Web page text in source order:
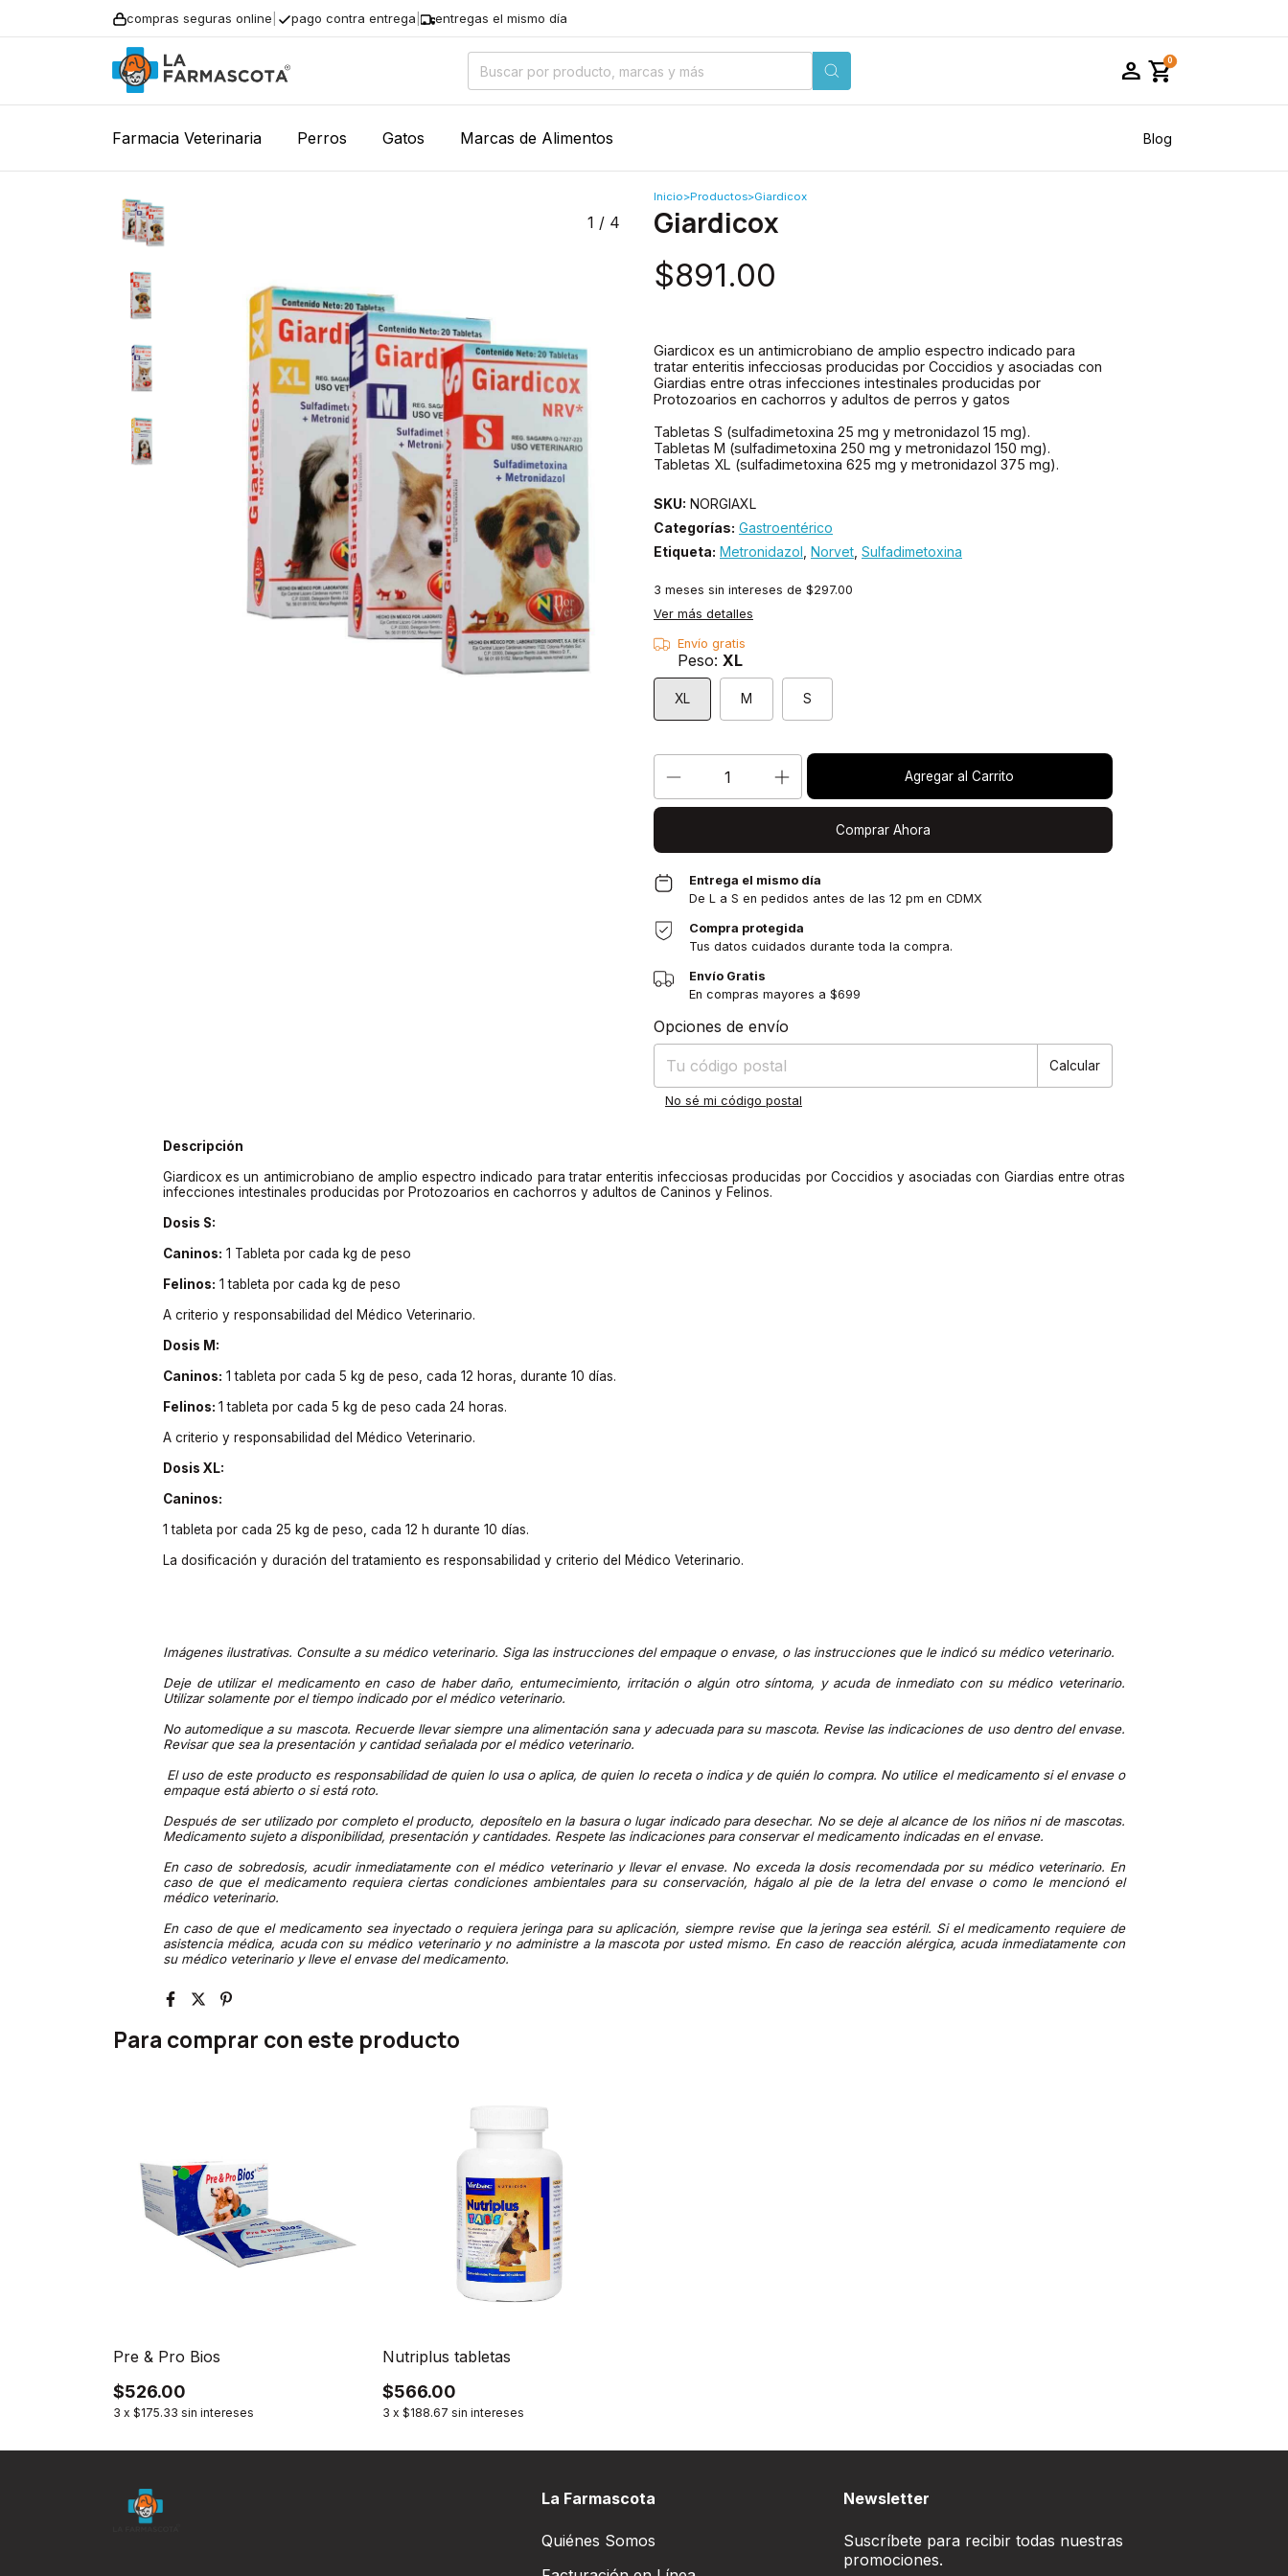
compras seguras online pago contra entrega entregas el mismo día
person shopping_cart
0
Farmacia Veterinaria Perros Gatos Marcas de Alimentos Blog
1 / 4
Inicio>Productos>Giardicox
Giardicox
$891.00
Giardicox es un antimicrobiano de amplio espectro indicado para
tratar enteritis infecciosas producidas por Coccidios y asociadas con
Giardias entre otras infecciones intestinales producidas por
Protozoarios en cachorros y adultos de perros y gatos
Tabletas S (sulfadimetoxina 25 mg y metronidazol 15 mg).
Tabletas M (sulfadimetoxina 250 mg y metronidazol 150 mg).
Tabletas XL (sulfadimetoxina 625 mg y metronidazol 375 mg).
SKU: NORGIAXL
Categorías: Gastroentérico
Etiqueta: Metronidazol Norvet Sulfadimetoxina
3 meses sin intereses de $297.00
Ver más detalles
Envío gratis
Peso:XL
XL M S
Agregar al Carrito
Comprar Ahora
Entrega el mismo día
De L a S en pedidos antes de las 12 pm en CDMX
Compra protegida
Tus datos cuidados durante toda la compra.
Envío Gratis
En compras mayores a $699
Entregas para el CP:
Opciones de envío
Calcular
No sé mi código postal
Descripción
Giardicox es un antimicrobiano de amplio espectro indicado para tratar enteritis infecciosas producidas por Coccidios y asociadas con Giardias entre otras
infecciones intestinales producidas por Protozoarios en cachorros y adultos de Caninos y Felinos.
Dosis S:
Caninos: 1 Tableta por cada kg de peso
Felinos: 1 tableta por cada kg de peso
A criterio y responsabilidad del Médico Veterinario.
Dosis M:
Caninos: 1 tableta por cada 5 kg de peso, cada 12 horas, durante 10 días.
Felinos: 1 tableta por cada 5 kg de peso cada 24 horas.
A criterio y responsabilidad del Médico Veterinario.
Dosis XL:
Caninos:
1 tableta por cada 25 kg de peso, cada 12 h durante 10 días.
La dosificación y duración del tratamiento es responsabilidad y criterio del Médico Veterinario.
Imágenes ilustrativas. Consulte a su médico veterinario. Siga las instrucciones del empaque o envase, o las instrucciones que le indicó su médico veterinario.
Deje de utilizar el medicamento en caso de haber daño, entumecimiento, irritación o algún otro síntoma, y acuda de inmediato con su médico veterinario.
Utilizar solamente por el tiempo indicado por el médico veterinario.
No automedique a su mascota. Recuerde llevar siempre una alimentación sana y adecuada para su mascota. Revise las indicaciones de uso dentro del envase.
Revisar que sea la presentación y cantidad señalada por el médico veterinario.
El uso de este producto es responsabilidad de quien lo usa o aplica, de quien lo receta o indica y de quién lo compra. No utilice el medicamento si el envase o
empaque está abierto o si está roto.
Después de ser utilizado por completo el producto, deposítelo en la basura o lugar indicado para desechar. No se deje al alcance de los niños ni de mascotas.
Medicamento sujeto a disponibilidad, presentación y cantidades. Respete las indicaciones para conservar el medicamento indicadas en el envase.
En caso de sobredosis, acudir inmediatamente con el médico veterinario y llevar el envase. No exceda la dosis recomendada por su médico veterinario. En
caso de que el medicamento requiera ciertas condiciones ambientales para su conservación, hágalo al pie de la letra del envase o como le mencionó el
médico veterinario.
En caso de que el medicamento sea inyectado o requiera jeringa para su aplicación, siempre revise que la jeringa sea estéril. Si el medicamento requiere de
asistencia médica, acuda con su médico veterinario y no administre a la mascota por usted mismo. En caso de reacción alérgica, acuda inmediatamente con
su médico veterinario y lleve el envase del medicamento.
Para comprar con este producto
Pre & Pro Bios
$526.00
3 x $175.33 sin intereses
Nutriplus tabletas
$566.00
3 x $188.67 sin intereses
La Farmascota
Quiénes Somos
Newsletter
Suscríbete para recibir todas nuestras
promociones.